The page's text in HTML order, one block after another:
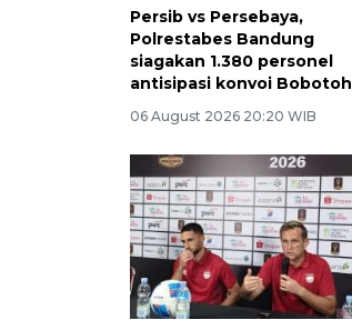
Persib vs Persebaya,
Polrestabes Bandung
siagakan 1.380 personel
antisipasi konvoi Bobotoh
06 August 2026 20:20 WIB